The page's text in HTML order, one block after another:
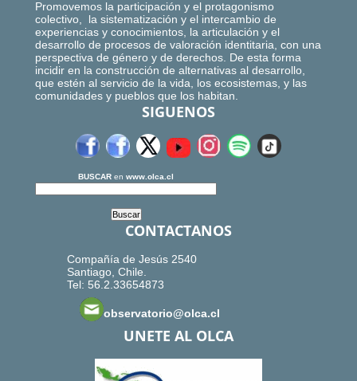
Promovemos la participación y el protagonismo
colectivo, la sistematización y el intercambio de
experiencias y conocimientos, la articulación y el
desarrollo de procesos de valoración identitaria, con una
perspectiva de género y de derechos. De esta forma
incidir en la construcción de alternativas al desarrollo,
que estén al servicio de la vida, los ecosistemas, y las
comunidades y pueblos que los habitan.
SIGUENOS
BUSCAR en www.olca.cl
CONTACTANOS
Compañía de Jesús 2540
Santiago, Chile.
Tel: 56.2.33654873
observatorio@olca.cl
UNETE AL OLCA